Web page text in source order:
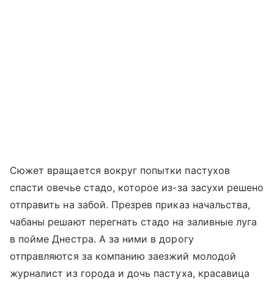
Сюжет вращается вокруг попытки пастухов
спасти овечье стадо, которое из-за засухи решено
отправить на забой. Презрев приказ начальства,
чабаны решают перегнать стадо на заливные луга
в пойме Днестра. А за ними в дорогу
отправляются за компанию заезжий молодой
журналист из города и дочь пастуха, красавица